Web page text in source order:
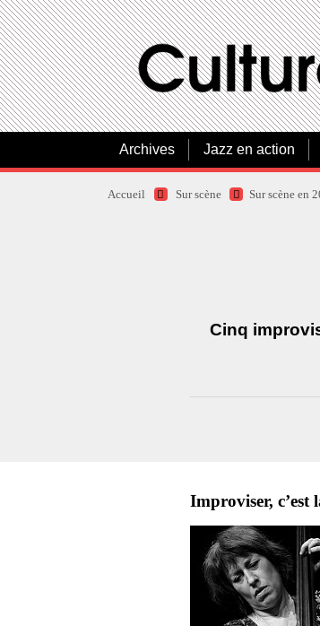
Archives Jazz en action
Accueil Sur scène Sur scène en
Cinq
Improviser, c’est